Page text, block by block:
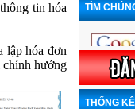
tin hóa
lập hóa đơn
chính hướng
TÌM
THỐNG